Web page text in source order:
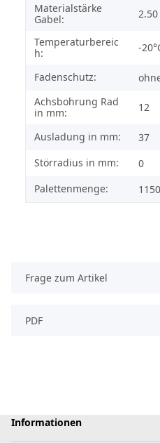
Materialstärke
Gabel:
2.50
Temperaturbereic
h:
-
Fadenschutz:
Achsbohrung Rad
in mm:
12
Ausladung in mm:
37
Störradius in mm:
0
Palettenmenge:
1150
Frage zum Artikel
PDF
Informationen